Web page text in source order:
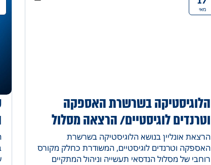
מאי
הלוגיסטיקה בשרשרת האספקה
וטרנדים לוגיסטיים/ הרצאה מסלול
תעשייה וניהול
הרצאת אונליין בנושא הלוגיסטיקה בשרשרת
האספקה וטרנדים לוגיסטיים, המשודרת כחלק מקורס
רוחבי של מסלול הנדסאי תעשייה וניהול המתקיים